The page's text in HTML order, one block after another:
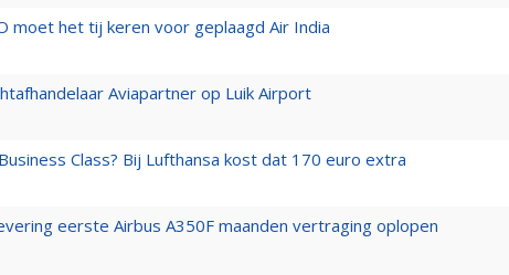
moet het tij keren voor geplaagd Air India
Aviapartner op Luik Airport
Class? Bij Lufthansa kost dat 170 euro extra
eerste Airbus A350F maanden vertraging oplopen